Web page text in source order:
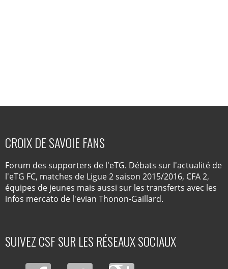
CROIX DE SAVOIE FANS
Forum des supporters de l'eTG. Débats sur l'actualité de
l'eTG FC, matches de Ligue 2 saison 2015/2016, CFA 2,
équipes de jeunes mais aussi sur les transferts avec les
infos mercato de l'evian Thonon-Gaillard.
SUIVEZ CSF SUR LES RÉSEAUX SOCIAUX